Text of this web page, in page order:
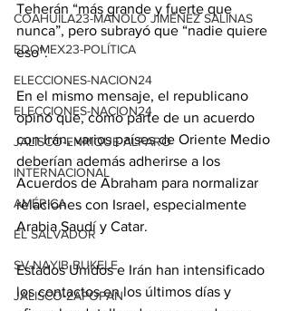
COAHUILA23-MANOLO JIMÉNEZ SALINAS
EDOMEX23-POLÍTICA
ELECCIONES-NACION24
ELECCIONES-NACION24
JALISCO-ENRIQUE ALFARO
INTERNACIONAL
AMÉRICA
EL SALVADOR
SV-NAYIB BUKELE
JALISCO-ZAPOPAN
Teherán “más grande y fuerte que
nunca”, pero subrayó que “nadie quiere
eso”.
En el mismo mensaje, el republicano
opinó que, como parte de un acuerdo
con Irán, varios países de Oriente Medio
deberían además adherirse a los
Acuerdos de Abraham para normalizar
relaciones con Israel, especialmente
Arabia Saudí y Catar.
Estados Unidos e Irán han intensificado
los contactos en los últimos días y